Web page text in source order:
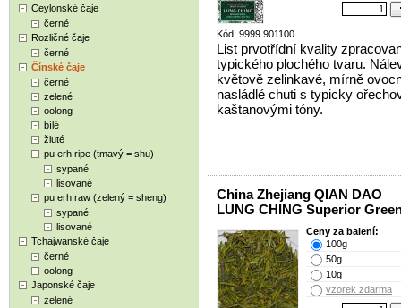
Ceylonské čaje
černé
Rozličné čaje
černé
Čínské čaje
černé
zelené
oolong
bílé
žluté
pu erh ripe (tmavý = shu)
sypané
lisované
pu erh raw (zelený = sheng)
sypané
lisované
Tchajwanské čaje
černé
oolong
Japonské čaje
zelené
Kód: 9999 901100
List prvotřídní kvality
typického plochého tvaru.
květově zelinkavé, mírně
nasládlé chuti s typicky
kaštanovými tóny.
China Zhejiang QIAN DAO
LUNG CHING Superior
Ceny za balení:
100g
50g
10g
vzorek zdarma